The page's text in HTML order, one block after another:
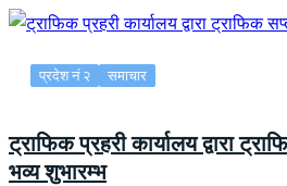
प्रदेश नं २ समाचार
ट्राफिक प्रहरी कार्यालय द्वारा
भव्य शुभारम्भ